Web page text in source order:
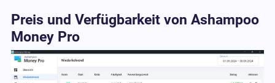
Preis und Verfügbarkeit von Ashampoo
Money Pro